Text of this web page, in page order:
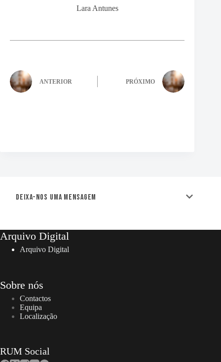
Lara Antunes
ANTERIOR PRÓXIMO
Deixa-nos uma mensagem
Arquivo Digital
Arquivo Digital
Sobre nós
Contactos
Equipa
Localização
RUM Social